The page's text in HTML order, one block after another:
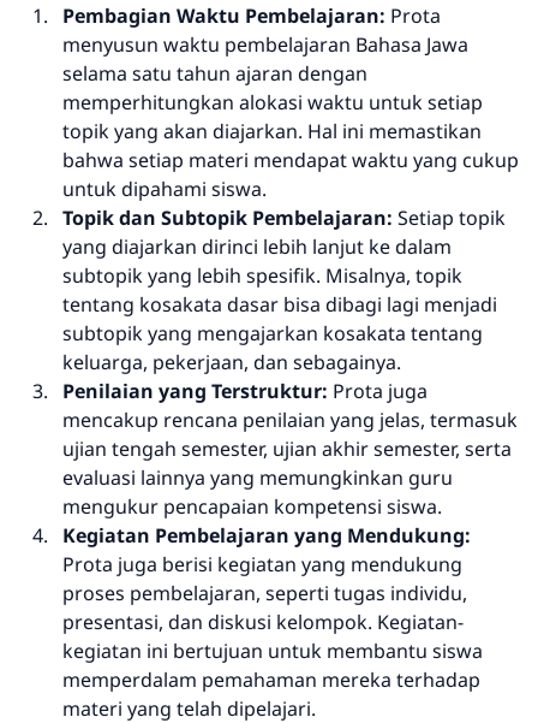
Pembagian Waktu Pembelajaran: Prota
menyusun waktu pembelajaran Bahasa Jawa
selama satu tahun ajaran dengan
memperhitungkan alokasi waktu untuk setiap
topik yang akan diajarkan. Hal ini memastikan
bahwa setiap materi mendapat waktu yang cukup
untuk dipahami siswa.
Topik dan Subtopik Pembelajaran: Setiap topik
yang diajarkan dirinci lebih lanjut ke dalam
subtopik yang lebih spesifik. Misalnya, topik
tentang kosakata dasar bisa dibagi lagi menjadi
subtopik yang mengajarkan kosakata tentang
keluarga, pekerjaan, dan sebagainya.
Penilaian yang Terstruktur: Prota juga
mencakup rencana penilaian yang jelas, termasuk
ujian tengah semester, ujian akhir semester, serta
evaluasi lainnya yang memungkinkan guru
mengukur pencapaian kompetensi siswa.
Kegiatan Pembelajaran yang Mendukung:
Prota juga berisi kegiatan yang mendukung
proses pembelajaran, seperti tugas individu,
presentasi, dan diskusi kelompok. Kegiatan-
kegiatan ini bertujuan untuk membantu siswa
memperdalam pemahaman mereka terhadap
materi yang telah dipelajari.